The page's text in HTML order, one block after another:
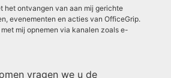
het ontvangen van aan mij gerichte
evenementen en acties van OfficeGrip.
mij opnemen via kanalen zoals e-
vragen we u de